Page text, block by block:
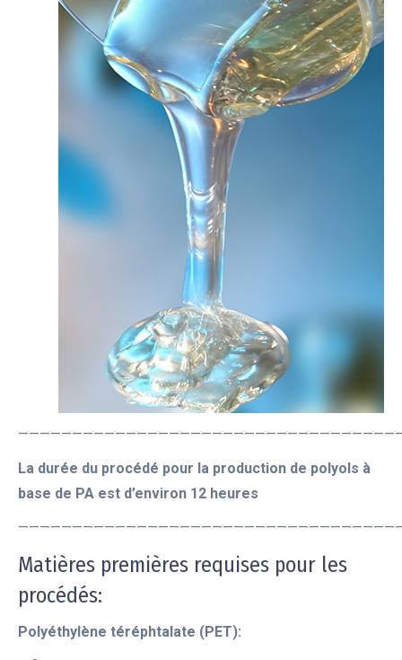
La durée du procédé pour la production de polyols à
base de PA est d’environ 12 heures
Matières premières requises pour les
procédés:
Polyéthylène téréphtalate (PET):